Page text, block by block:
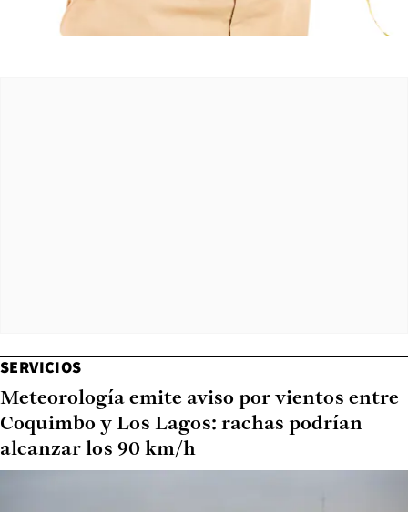
SERVICIOS
Meteorología emite aviso por vientos entre
Coquimbo y Los Lagos: rachas podrían
alcanzar los 90 km/h